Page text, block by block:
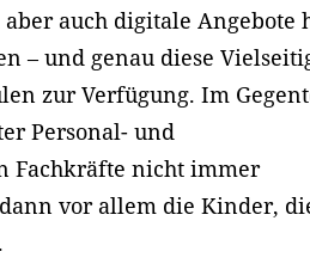
auch digitale Angebote
– und genau diese
zur Verfügung. Im
Personal- und
Fachkräfte nicht immer
vor allem die Kinder,